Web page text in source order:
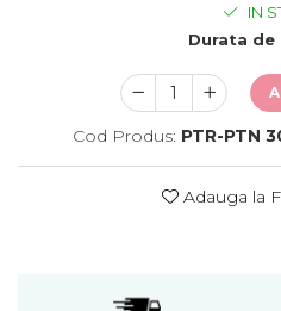
IN
Durata de
Cod Produs: PTR-PTN
Adauga la